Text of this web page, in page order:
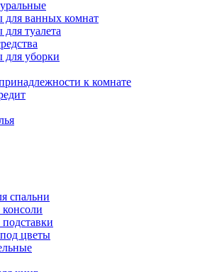
для ванных комнат
туалета
для уборки
к комнате
спальни
цветы